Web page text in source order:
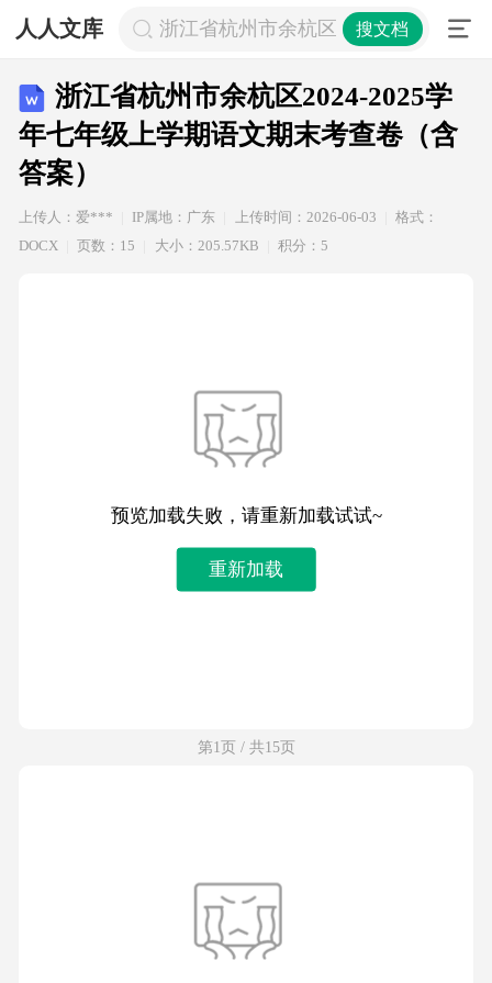
人人文库 浙江省杭州市余杭区2024-2025学年
搜文档
浙江省杭州市余杭区2024-2025学
年七年级上学期语文期末考查卷（含
答案）
上传人：爱*** IP属地：广东 上传时间：2026-06-03
格式：
DOCX
页数：15 大小：205.57KB 积分：5
预览加载失败，请重新加载试试~
重新加载
第1页 / 共15页